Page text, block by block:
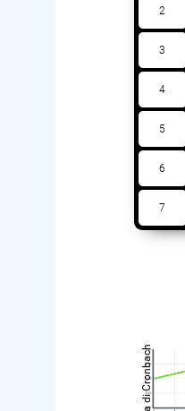
2
3
4
5
6
7
alpha di Cronbach